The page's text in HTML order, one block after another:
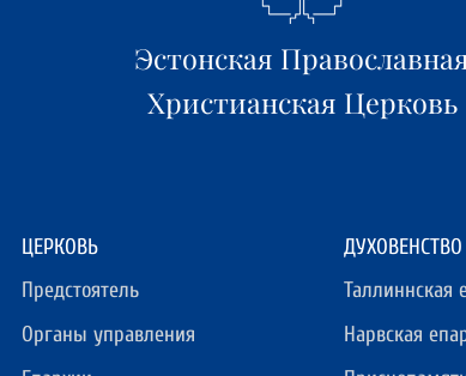
Эстонская
Христианская Церковь
ЦЕРКОВЬ
Предстоятель
Органы управления
ДУХОВЕНСТВО
Таллиннская
Нарвская